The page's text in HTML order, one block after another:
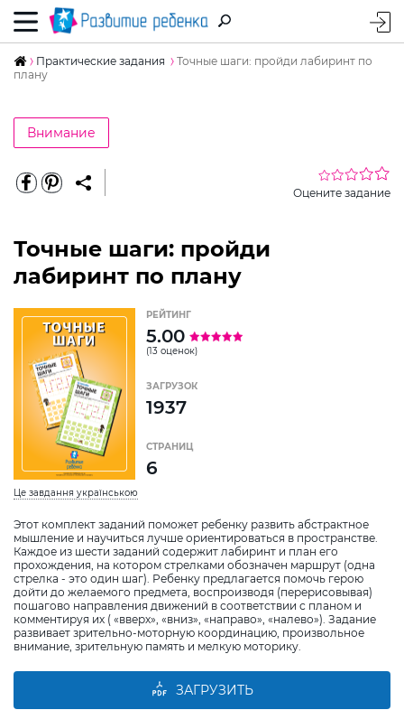
Практические задания
Точные шаги: пройди лабиринт по
плану
Внимание
Оцените задание
Точные шаги: пройди
лабиринт по плану
Це завдання українською
Этот комплект заданий поможет ребенку развить абстрактное
мышление и научиться лучше ориентироваться в пространстве.
Каждое из шести заданий содержит лабиринт и план его
прохождения, на котором стрелками обозначен маршрут (одна
стрелка - это один шаг). Ребенку предлагается помочь герою
дойти до желаемого предмета, воспроизводя (перерисовывая)
пошагово направления движений в соответствии с планом и
комментируя их ( «вверх», «вниз», «направо», «налево»). Задание
развивает зрительно-моторную координацию, произвольное
внимание, зрительную память и мелкую моторику.
РЕЙТИНГ
5.00
(13 оценок)
ЗАГРУЗОК
1937
СТРАНИЦ
6
ЗАГРУЗИТЬ